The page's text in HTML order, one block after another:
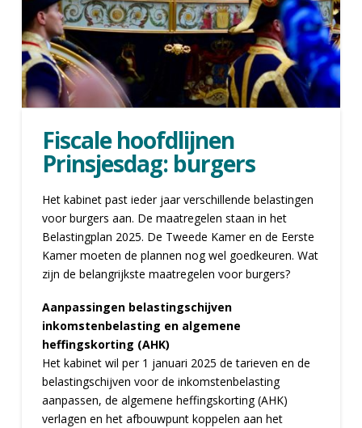
Fiscale hoofdlijnen
Prinsjesdag: burgers
Het kabinet past ieder jaar verschillende belastingen
voor burgers aan. De maatregelen staan in het
Belastingplan 2025. De Tweede Kamer en de Eerste
Kamer moeten de plannen nog wel goedkeuren. Wat
zijn de belangrijkste maatregelen voor burgers?
Aanpassingen belastingschijven
inkomstenbelasting en algemene
heffingskorting (AHK)
Het kabinet wil per 1 januari 2025 de tarieven en de
belastingschijven voor de inkomstenbelasting
aanpassen, de algemene heffingskorting (AHK)
verlagen en het afbouwpunt koppelen aan het